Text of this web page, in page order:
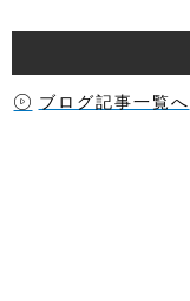
ブログ記事一覧へ